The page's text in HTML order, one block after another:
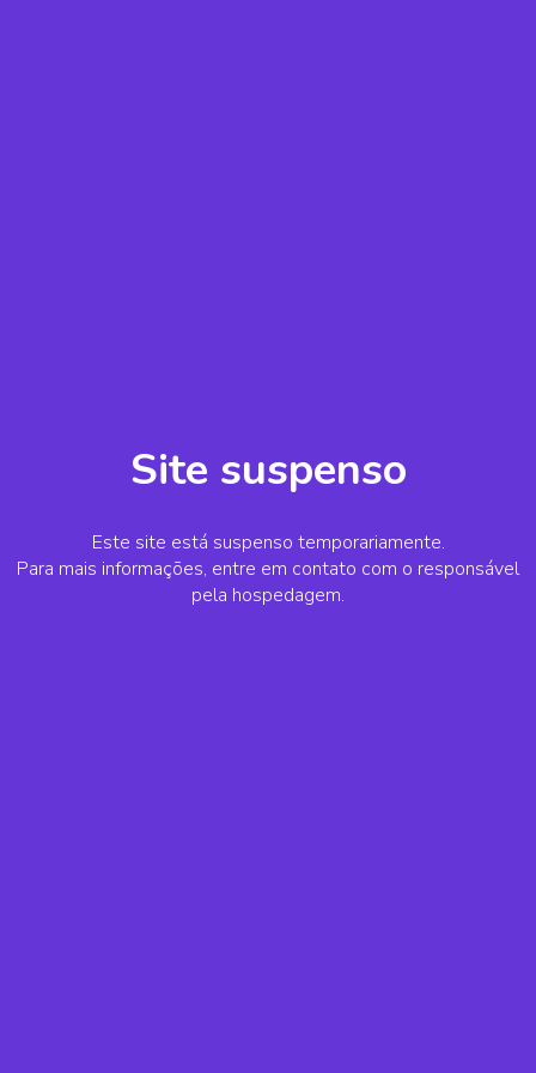
Site suspenso
Este site está suspenso temporariamente.
Para mais informações, entre em contato com o responsável
pela hospedagem.